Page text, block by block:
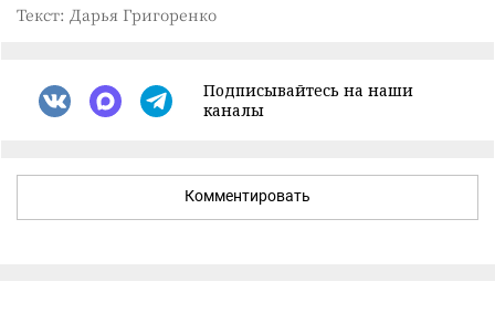
Текст: Дарья Григоренко
Подписывайтесь на наши
каналы
Комментировать